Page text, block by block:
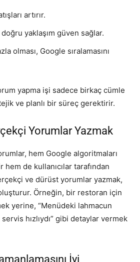
artırır.
yaklaşım güven sağlar.
olması, Google sıralamasını
yapma işi sadece birkaç cümle
ve planlı bir süreç gerektirir.
Yorumlar Yazmak
hem Google algoritmaları
de kullanıcılar tarafından
ve dürüst yorumlar yazmak,
Örneğin, bir restoran için
yerine, “Menüdeki lahmacun
hızlıydı” gibi detaylar vermek
İyi